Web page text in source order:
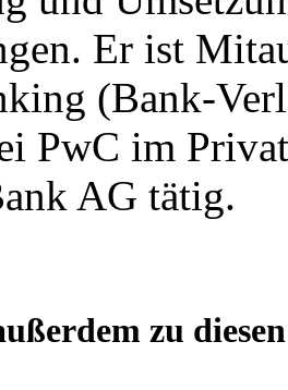
Er ist
(Bank-
PwC im
AG tätig.
zu